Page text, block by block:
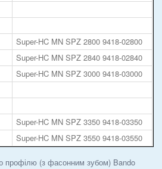
Super-HC MN SPZ 2800 9418-02800
Super-HC MN SPZ 2840 9418-02840
Super-HC MN SPZ 3000 9418-03000
Super-HC MN SPZ 3350 9418-03350
Super-HC MN SPZ 3550 9418-03550
профілю (з фасонним зубом) Bando